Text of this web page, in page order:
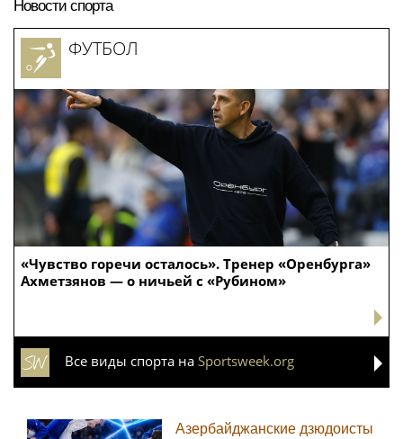
Новости спорта
«Чувство горечи осталось». Тренер «Оренбурга»
Ахметзянов — о ничьей с «Рубином»
ФУТБОЛ
Все виды спорта на Sportsweek.org
Азербайджанские дзюдоисты